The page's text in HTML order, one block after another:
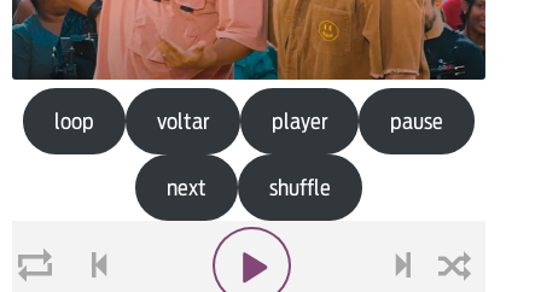
loop voltar player pause
next shuffle